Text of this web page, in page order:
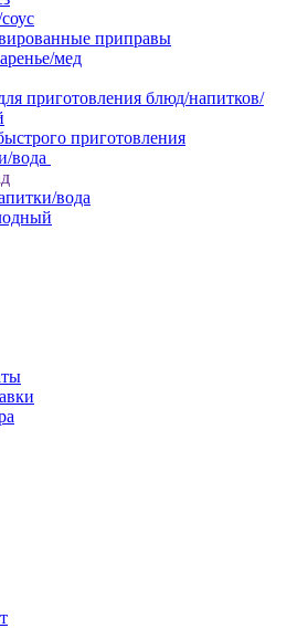
приправы
мед
приготовления блюд/напитков/
приготовления
вода
вода